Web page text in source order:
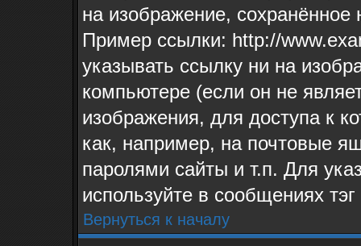
на изображение,
Пример ссылки: http://
указывать ссылку ни на
компьютере (если он не
изображения, для доступа к
как, например, на почтовые
паролями сайты и т.п. Для
используйте в сообщениях
Вернуться к началу